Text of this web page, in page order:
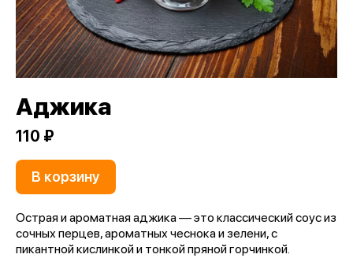
Аджика
110 ₽
В корзину
Острая и ароматная аджика — это классический соус из
сочных перцев, ароматных чеснока и зелени, с
пикантной кислинкой и тонкой пряной горчинкой.